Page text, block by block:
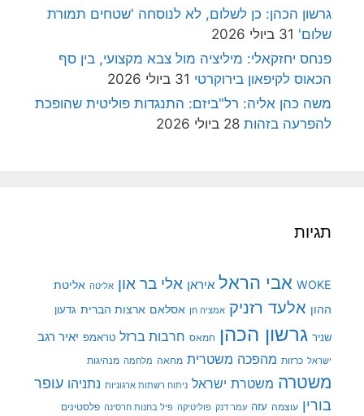
גרשון הכהן: כן לשלום, לא לנוסחה 'שטחים תמורת
שלום' 31 ביולי 2026
פנחס יחזקאלי: מיליציה מול צבא מקצועי, בין סף
הכאוס לקיפאון בירוקרטי 31 ביולי 2026
משה כהן אליה: רל"ביזם: התנגדות פוליטית שהופכת
להפרעה בזהות 28 ביולי 2026
תגיות
WOKE אבי הראל איראן אלי בר און אליטה אליטת
ההון אלעד רזניק אמציה חן אסלאם ארצות הברית גדעון
שניר גרשון הכהן חמאס חרבות ברזל טראמפ יאיר רגב
ישראל כרזות מהפכה משטרית מחאה מלחמה מנהיגות
משטרה משטרת ישראל ניתוח רשתות ארגוניות נתניהו עופר
בורין עוצמה עזה עמר דנק פוליטיקה פיל בחנות חרסינה פלסטינים